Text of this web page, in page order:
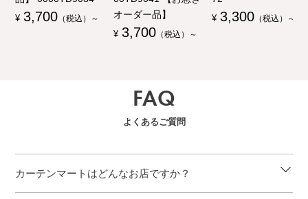
¥ 3,700 （税込）～
オーダー品】
¥ 3,700 （税込）～
¥ 3,300 （税込）～
FAQ
よくあるご質問
カーテンマートはどんなお店ですか？